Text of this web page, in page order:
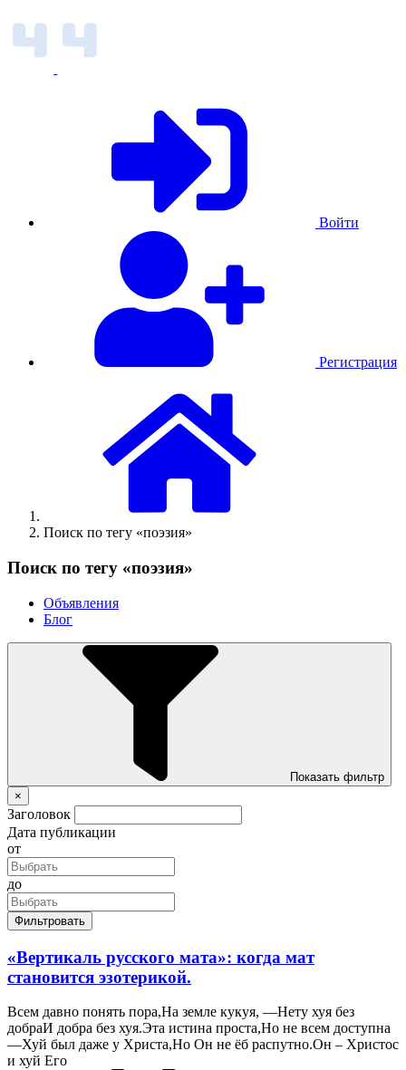
Войти
Регистрация
Поиск по тегу «поэзия»
Поиск по тегу «поэзия»
Объявления
Блог
Показать фильтр
×
Заголовок
Дата публикации
от
до
Фильтровать
«Вертикаль русского мата»: когда мат
становится эзотерикой.
Всем давно понять пора,На земле кукуя, —Нету хуя без
добраИ добра без хуя.Эта истина проста,Но не всем доступна
—Хуй был даже у Христа,Но Он не ёб распутно.Он – Христос
и хуй Его